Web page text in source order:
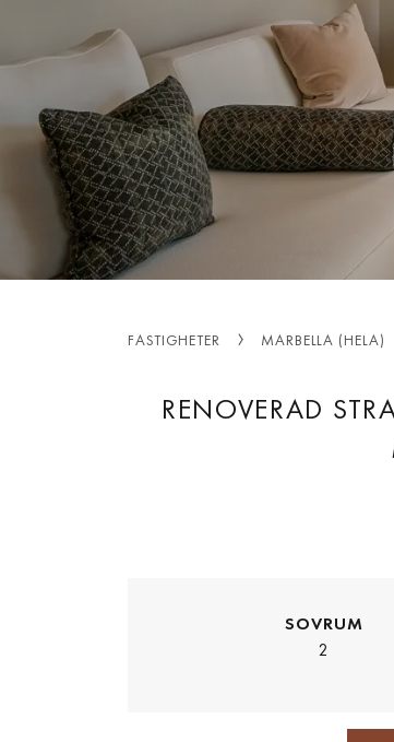
FASTIGHETER MARBELLA (HELA)
RENOVERAD
SOVRUM
2